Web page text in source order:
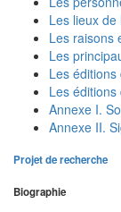
Les lieux
Les raisons
Les
Les
Les éditions
Annexe I.
Annexe II.
Projet de recherche
Biographie